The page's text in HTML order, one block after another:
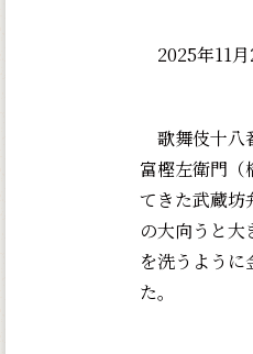
2025年11月
歌舞伎十八
富樫左衛門（
てきた武蔵坊
の大向うと
を洗うよう
た。